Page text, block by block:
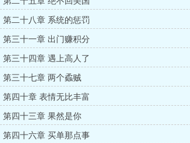
第二十八章 系统的惩罚
第三十一章 出门赚积分
第三十四章 遇上高人了
第三十七章 两个蟊贼
第四十章 表情无比丰富
第四十三章 果然是你
第四十六章 买单那点事